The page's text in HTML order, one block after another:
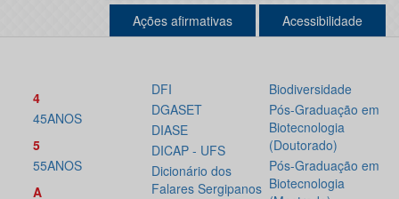
Ações afirmativas Acessibilidade
4
45ANOS
5
55ANOS
A
DFI
DGASET
DIASE
DICAP - UFS
Dicionário dos
Falares Sergipanos
Biodiversidade
Pós-Graduação em
Biotecnologia
(Doutorado)
Pós-Graduação em
Biotecnologia